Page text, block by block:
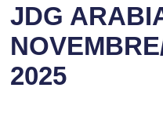
JDG
2025